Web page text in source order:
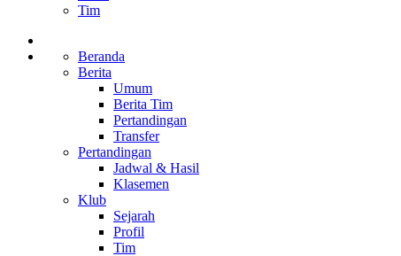
Tim
Beranda
Berita
Umum
Berita Tim
Pertandingan
Transfer
Pertandingan
Jadwal & Hasil
Klasemen
Klub
Sejarah
Profil
Tim